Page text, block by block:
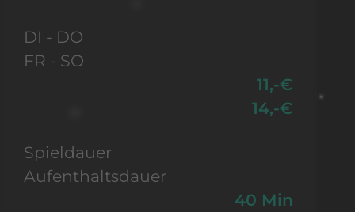
DI - DO
FR - SO
11,-€
14,-€
Spieldauer
Aufenthaltsdauer
40 Min